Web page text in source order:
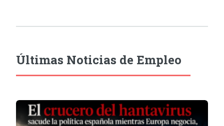
Últimas Noticias de Empleo